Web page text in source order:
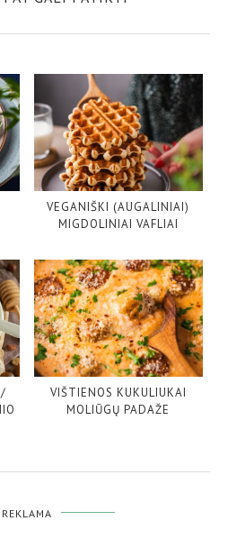
VEGANIŠKI (AUGALINIAI)
MIGDOLINIAI VAFLIAI
VIŠTIENOS KUKULIUKAI
MOLIŪGŲ PADAŽE
REKLAMA